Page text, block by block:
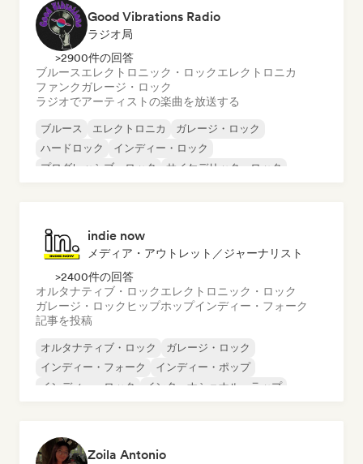
Good Vibrations Radio
ラジオ局
>2900件の回答
ブルースエレクトロニック・ロックエレクトロニカ
ファンクガレージ・ロック
ラジオでアーティストの楽曲を放送する
ブルース エレクトロニカ
ガレージ・ロック
ハードロック
インディー・ロック
プログレッシブ・ロック
サイケデリック・ロック
indie now
メディア・アウトレット／ジャーナリスト
>2400件の回答
オルタナティブ・ロックエレクトロニック・ロック
ガレージ・ロック ヒップホップインディー・フォーク
記事を投稿
オルタナティブ・ロック
ガレージ・ロック
インディー・フォーク
インディー・ポップ
インディー・ロック
インターナショナル・ラップ
Zoila Antonio